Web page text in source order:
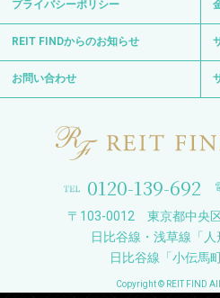
プライバシーポリシー
REIT FINDからのお知らせ
お問い合わせ
0120-139-692
〒103-0012 東京都中央
日比谷線・浅草線「
日比谷線「小伝馬
Copyright © REIT FIND